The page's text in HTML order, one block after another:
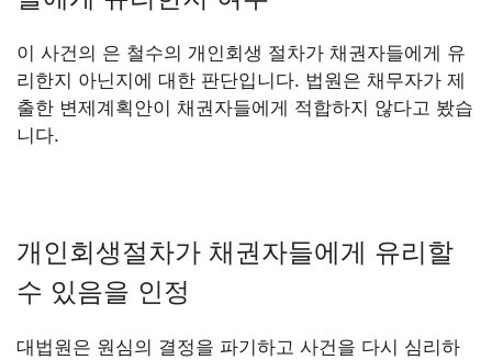
이 사건의 은 철수의 개인회생 절차가 채권자들에게 유
리한지 아닌지에 대한 판단입니다. 법원은 채무자가 제
출한 변제계획안이 채권자들에게 적합하지 않다고 봤습
니다.
개인회생절차가 채권자들에게 유리할
수 있음을 인정
대법원은 원심의 결정을 파기하고 사건을 다시 심리하